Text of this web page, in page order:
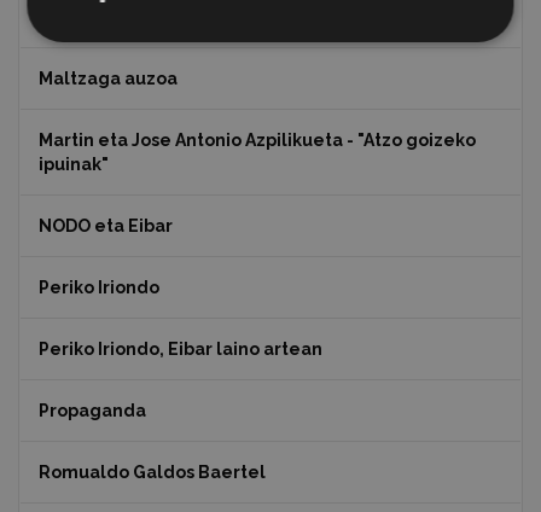
Maltzaga auzoa
Martin eta Jose Antonio Azpilikueta - "Atzo goizeko
ipuinak"
NODO eta Eibar
Periko Iriondo
Periko Iriondo, Eibar laino artean
Propaganda
Romualdo Galdos Baertel